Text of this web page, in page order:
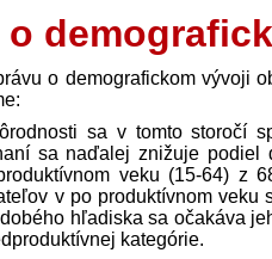
o demografickom vývoji
sa v tomto storočí
sa naďalej znižuje
veku (15-64) z
v po produktívnom
hľadiska sa očakáva
kategórie.